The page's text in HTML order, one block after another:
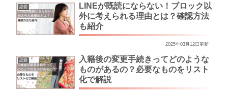
恋愛
LINEが既読にならない！ブロック以
外に考えられる理由とは？確認方法
も紹介
2025年03月12日更新
恋愛
入籍後の変更手続きってどのような
ものがあるの？必要なものをリスト
化で解説